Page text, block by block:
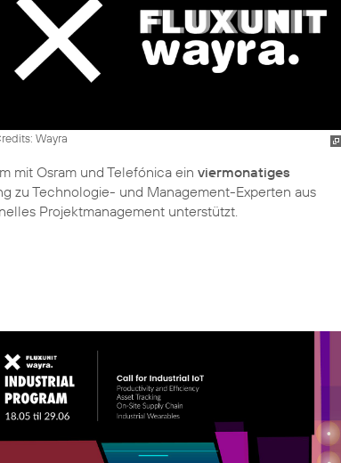
Wayra
mit Osram und Telefónica ein viermonatiges
zu Technologie- und Management-Experten aus
Projektmanagement unterstützt.